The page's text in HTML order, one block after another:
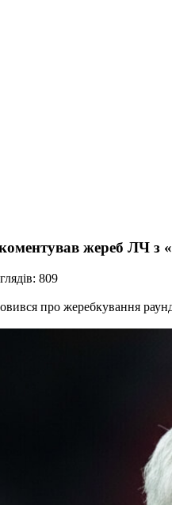
жереб ЛЧ з
809
про жеребкування